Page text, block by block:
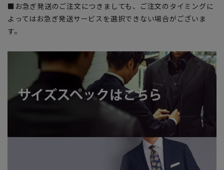
■お急ぎ発送のご注文につきましても、ご注文のタイミングに
よってはお急ぎ発送サービスを選択できない場合がございま
す。